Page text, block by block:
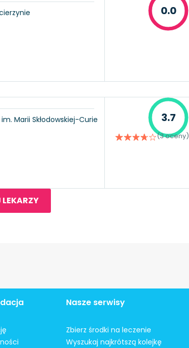
0.0
Marii Skłodowskiej-Curie
3.7
(3 oceny)
Nasze serwisy
Zbierz środki na leczenie
Wyszukaj najkrótszą kolejkę